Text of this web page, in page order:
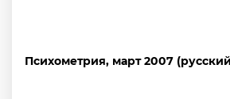
Психометрия, март 2007